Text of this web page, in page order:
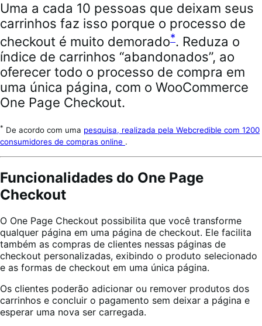
Uma a cada 10 pessoas que deixam seus
carrinhos faz isso porque o processo de
checkout é muito demorado*. Reduza o
índice de carrinhos “abandonados”, ao
oferecer todo o processo de compra em
uma única página, com o WooCommerce
One Page Checkout.
* De acordo com uma pesquisa, realizada pela Webcredible com 1200
consumidores de compras online .
Funcionalidades do One Page
Checkout
O One Page Checkout possibilita que você transforme
qualquer página em uma página de checkout. Ele facilita
também as compras de clientes nessas páginas de
checkout personalizadas, exibindo o produto selecionado
e as formas de checkout em uma única página.
Os clientes poderão adicionar ou remover produtos dos
carrinhos e concluir o pagamento sem deixar a página e
esperar uma nova ser carregada.